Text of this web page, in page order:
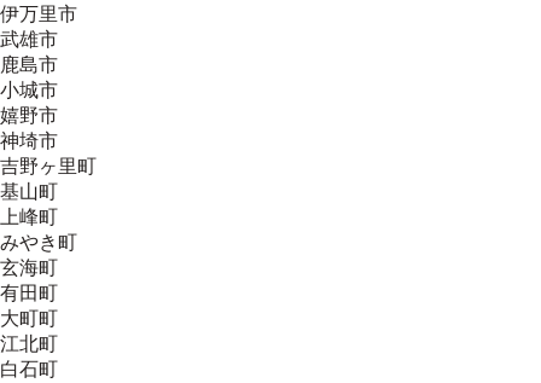
伊万里市
武雄市
鹿島市
小城市
嬉野市
神埼市
吉野ヶ里町
基山町
上峰町
みやき町
玄海町
有田町
大町町
江北町
白石町